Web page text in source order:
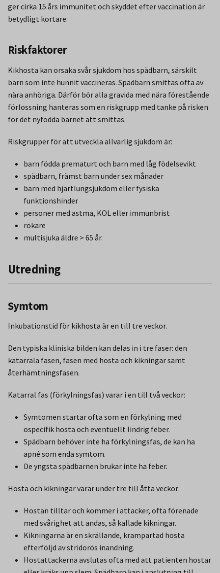
ger cirka 15 års immunitet och skyddet efter vaccination är
betydligt kortare.
Riskfaktorer
Kikhosta kan orsaka svår sjukdom hos spädbarn, särskilt
barn som inte hunnit vaccineras. Spädbarn smittas ofta av
nära anhöriga. Därför bör alla gravida med nära förestående
förlossning hanteras som en riskgrupp med tanke på risken
för det nyfödda barnet att smittas.
Riskgrupper för att utveckla allvarlig sjukdom är:
barn födda prematurt och barn med låg födelsevikt
spädbarn, främst barn under sex månader
barn med hjärtlungsjukdom eller fysiska
funktionshinder
personer med astma, KOL eller immunbrist
rökare
multisjuka äldre > 65 år.
Utredning
Symtom
Inkubationstid för kikhosta är en till tre veckor.
Den typiska kliniska bilden kan delas in i tre faser: den
katarrala fasen, fasen med hosta och kikningar samt
återhämtningsfasen.
Katarral fas (förkylningsfas) varar i en till två veckor:
Symtomen startar ofta som en förkylning med
ospecifik hosta och eventuellt lindrig feber.
Spädbarn behöver inte ha förkylningsfas, de kan ha
apné som enda symtom.
De yngsta spädbarnen brukar inte ha feber.
Hosta och kikningar varar under tre till åtta veckor:
Hostan tilltar och kommer i attacker, ofta förenade
med svårighet att andas, så kallade kikningar.
Kikningarna är en skrällande, krampartad hosta
efterföljd av stridorös inandning.
Hostattackerna avslutas ofta med att patienten hostar